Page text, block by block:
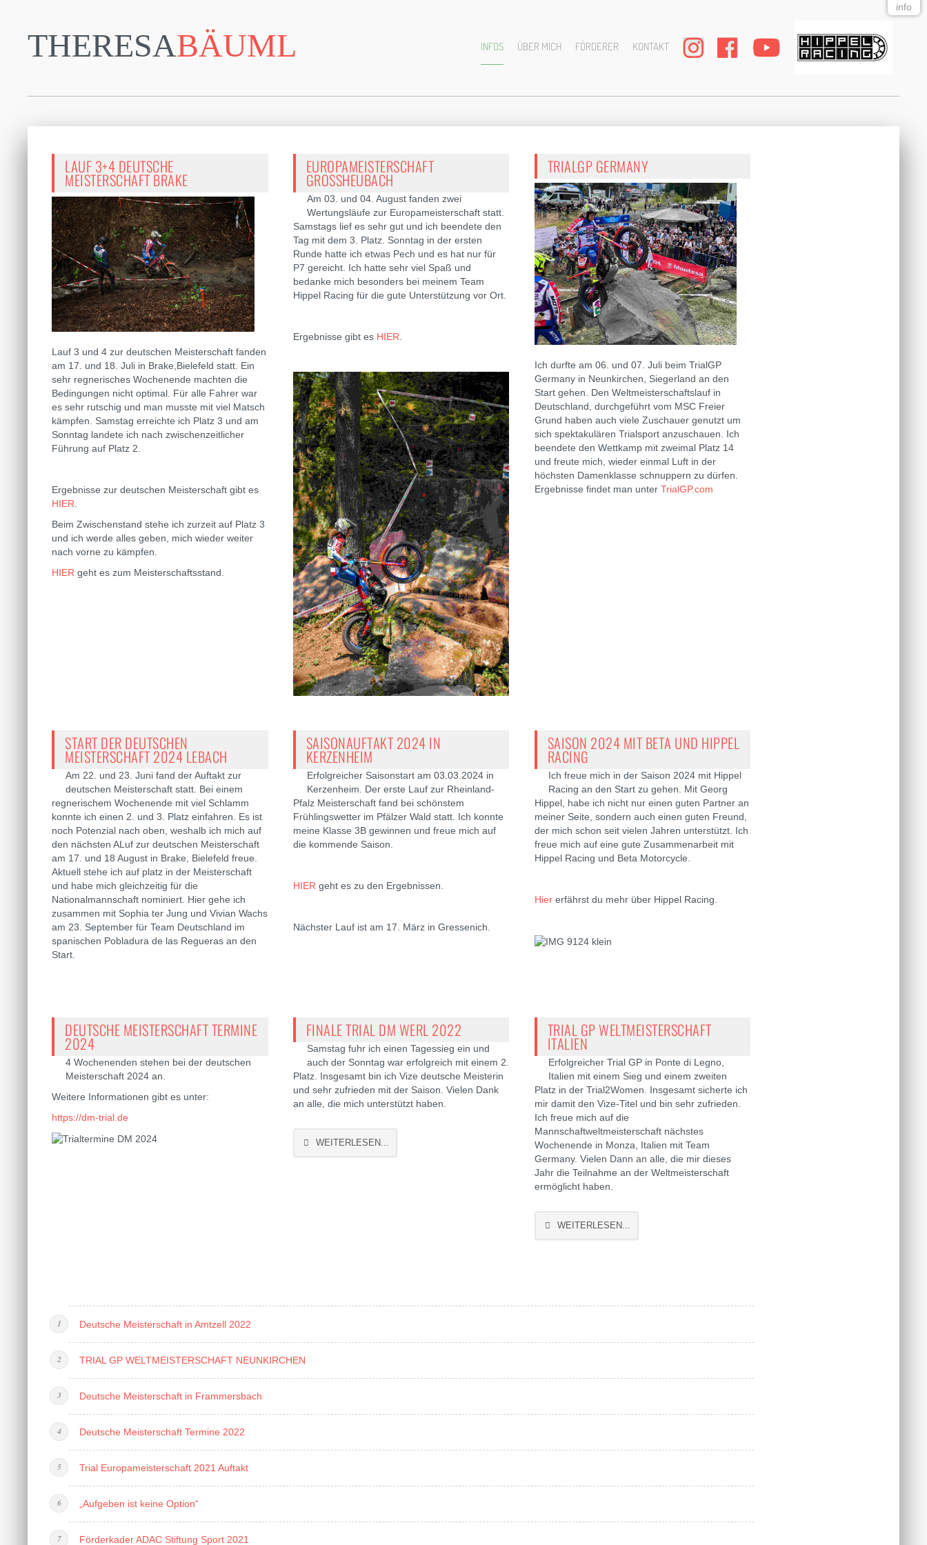
info
THERESABÄUML INFOS ÜBER MICH FÖRDERER KONTAKT
LAUF 3+4 DEUTSCHE
MEISTERSCHAFT BRAKE
Lauf 3 und 4 zur deutschen Meisterschaft fanden
am 17. und 18. Juli in Brake,Bielefeld statt. Ein
sehr regnerisches Wochenende machten die
Bedingungen nicht optimal. Für alle Fahrer war
es sehr rutschig und man musste mit viel Matsch
kämpfen. Samstag erreichte ich Platz 3 und am
Sonntag landete ich nach zwischenzeitlicher
Führung auf Platz 2.
Ergebnisse zur deutschen Meisterschaft gibt es
HIER
Beim Zwischenstand stehe ich zurzeit auf Platz 3
und ich werde alles geben, mich wieder weiter
nach vorne zu kämpfen.
HIER geht es zum Meisterschaftsstand.
EUROPAMEISTERSCHAFT
GROSSHEUBACH
Am 03. und 04. August fanden zwei
Wertungsläufe zur Europameisterschaft statt.
Samstags lief es sehr gut und ich beendete den
Tag mit dem 3. Platz. Sonntag in der ersten
Runde hatte ich etwas Pech und es hat nur für
P7 gereicht. Ich hatte sehr viel Spaß und
bedanke mich besonders bei meinem Team
Hippel Racing für die gute Unterstützung vor Ort.
Ergebnisse gibt es HIER.
TRIALGP GERMANY
Ich durfte am 06. und 07. Juli beim TrialGP
Germany in Neunkirchen, Siegerland an den
Start gehen. Den Weltmeisterschaftslauf in
Deutschland, durchgeführt vom MSC Freier
Grund haben auch viele Zuschauer genutzt um
sich spektakulären Trialsport anzuschauen. Ich
beendete den Wettkamp mit zweimal Platz 14
und freute mich, wieder einmal Luft in der
höchsten Damenklasse schnuppern zu dürfen.
Ergebnisse findet man unter TrialGP.com
START DER DEUTSCHEN
MEISTERSCHAFT 2024 LEBACH
Am 22. und 23. Juni fand der Auftakt zur
deutschen Meisterschaft statt. Bei einem
regnerischem Wochenende mit viel Schlamm
konnte ich einen 2. und 3. Platz einfahren. Es ist
noch Potenzial nach oben, weshalb ich mich auf
den nächsten ALuf zur deutschen Meisterschaft
am 17. und 18 August in Brake, Bielefeld freue.
Aktuell stehe ich auf platz in der Meisterschaft
und habe mich gleichzeitig für die
Nationalmannschaft nominiert. Hier gehe ich
zusammen mit Sophia ter Jung und Vivian Wachs
am 23. September für Team Deutschland im
spanischen Pobladura de las Regueras an den
Start.
SAISONAUFTAKT 2024 IN
KERZENHEIM
Erfolgreicher Saisonstart am 03.03.2024 in
Kerzenheim. Der erste Lauf zur Rheinland-
Pfalz Meisterschaft fand bei schönstem
Frühlingswetter im Pfälzer Wald statt. Ich konnte
meine Klasse 3B gewinnen und freue mich auf
die kommende Saison.
HIERgeht es zu den Ergebnissen.
Nächster Lauf ist am 17. März in Gressenich.
SAISON 2024 MIT BETA UND HIPPEL
RACING
Ich freue mich in der Saison 2024 mit Hippel
Racing an den Start zu gehen. Mit Georg
Hippel, habe ich nicht nur einen guten Partner an
meiner Seite, sondern auch einen guten Freund,
der mich schon seit vielen Jahren unterstützt. Ich
freue mich auf eine gute Zusammenarbeit mit
Hippel Racing und Beta Motorcycle.
Hiererfährst du mehr über Hippel Racing.
DEUTSCHE MEISTERSCHAFT TERMINE
2024
4 Wochenenden stehen bei der deutschen
Meisterschaft 2024 an.
Weitere Informationen gibt es unter:
https://dm-trial.de
FINALE TRIAL DM WERL 2022
Samstag fuhr ich einen Tagessieg ein und
auch der Sonntag war erfolgreich mit einem 2.
Platz. Insgesamt bin ich Vize deutsche Meisterin
und sehr zufrieden mit der Saison. Vielen Dank
an alle, die mich unterstützt haben.
WEITERLESEN...
TRIAL GP WELTMEISTERSCHAFT
ITALIEN
Erfolgreicher Trial GP in Ponte di Legno,
Italien mit einem Sieg und einem zweiten
Platz in der Trial2Women. Insgesamt sicherte ich
mir damit den Vize-Titel und bin sehr zufrieden.
Ich freue mich auf die
Mannschaftweltmeisterschaft nächstes
Wochenende in Monza, Italien mit Team
Germany. Vielen Dann an alle, die mir dieses
Jahr die Teilnahme an der Weltmeisterschaft
ermöglicht haben.
WEITERLESEN...
Deutsche Meisterschaft in Amtzell 2022
TRIAL GP WELTMEISTERSCHAFT NEUNKIRCHEN
Deutsche Meisterschaft in Frammersbach
Deutsche Meisterschaft Termine 2022
Trial Europameisterschaft 2021 Auftakt
„Aufgeben ist keine Option“
Förderkader ADAC Stiftung Sport 2021